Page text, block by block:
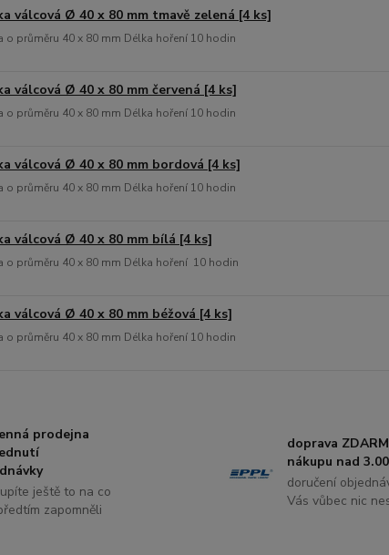
válcová Ø 40 x 80 mm tmavě zelená [4 ks]
o průměru 40 x 80 mm Délka hoření 10 hodin
válcová Ø 40 x 80 mm červená [4 ks]
o průměru 40 x 80 mm Délka hoření 10 hodin
válcová Ø 40 x 80 mm bordová [4 ks]
o průměru 40 x 80 mm Délka hoření 10 hodin
válcová Ø 40 x 80 mm bílá [4 ks]
o průměru 40 x 80 mm Délka hoření 10 hodin
válcová Ø 40 x 80 mm béžová [4 ks]
o průměru 40 x 80 mm Délka hoření 10 hodin
prodejna
ještě to na co
zapomněli
doprava
nákupu nad
doručení
Vás vůbec nic